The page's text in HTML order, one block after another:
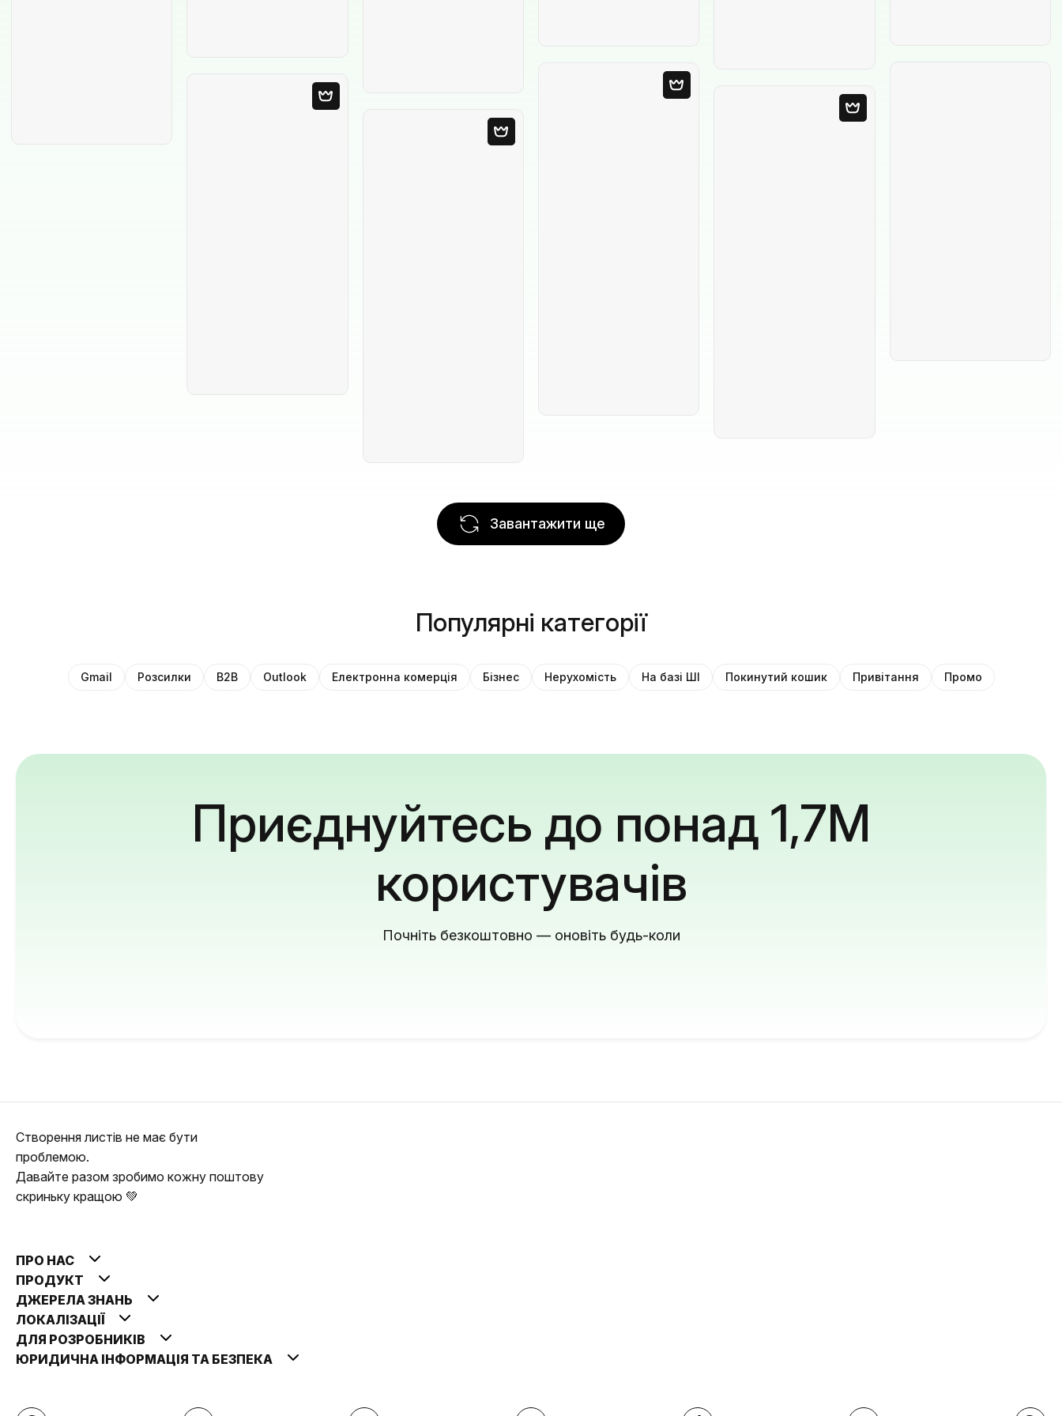
Завантажити ще
Популярні категорії
Gmail Розсилки B2B Outlook Електронна комерція Бізнес Нерухомість На базі ШІ Покинутий кошик Привітання Промо
Приєднуйтесь до понад 1,7M
користувачів
Почніть безкоштовно — оновіть будь-коли
Створення листів не має бути
проблемою.
Давайте разом зробимо кожну поштову
скриньку кращою 💚
ПРО НАС
ПРОДУКТ
ДЖЕРЕЛА ЗНАНЬ
ЛОКАЛІЗАЦІЇ
ДЛЯ РОЗРОБНИКІВ
ЮРИДИЧНА ІНФОРМАЦІЯ ТА БЕЗПЕКА